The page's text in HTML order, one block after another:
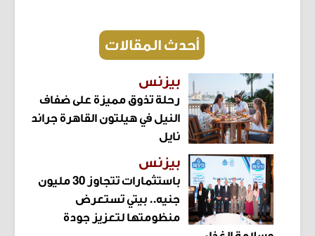
أحدث المقالات
بيزنس
رحلة تذوق مميزة على ضفاف
النيل في هيلتون القاهرة جراند
نايل
بيزنس
باستثمارات تتجاوز 30 مليون
جنيه.. بيتي تستعرض
منظومتها لتعزيز جودة